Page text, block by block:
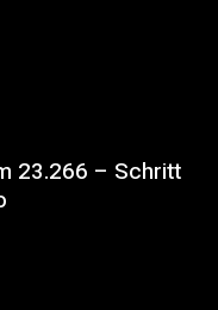
23.266 – Schritt